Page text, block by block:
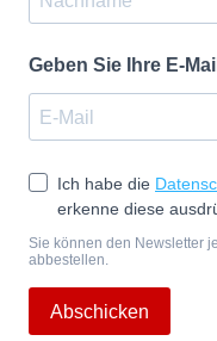
Geben Sie Ihre E-
Ich habe die
erkenne diese
Sie können den Newsletter
abbestellen.
Abschicken